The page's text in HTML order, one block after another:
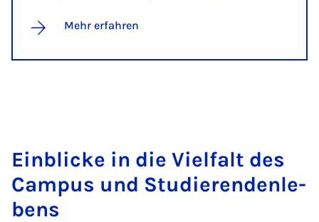
Mehr erfahren
Ein­bli­cke in die Viel­falt des
Cam­pus und Stu­die­ren­den­le­
bens